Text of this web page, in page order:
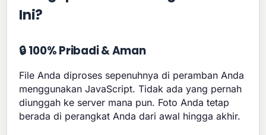
Ini?
🔒 100% Pribadi & Aman
File Anda diproses sepenuhnya di peramban Anda
menggunakan JavaScript. Tidak ada yang pernah
diunggah ke server mana pun. Foto Anda tetap
berada di perangkat Anda dari awal hingga akhir.